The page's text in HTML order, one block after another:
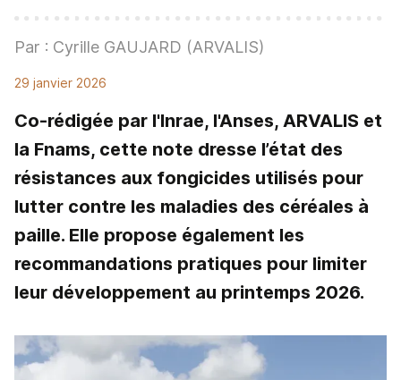
Par : Cyrille GAUJARD (ARVALIS)
29 janvier 2026
Co-rédigée par l'Inrae, l'Anses, ARVALIS et
la Fnams, cette note dresse l’état des
résistances aux fongicides utilisés pour
lutter contre les maladies des céréales à
paille. Elle propose également les
recommandations pratiques pour limiter
leur développement au printemps 2026.